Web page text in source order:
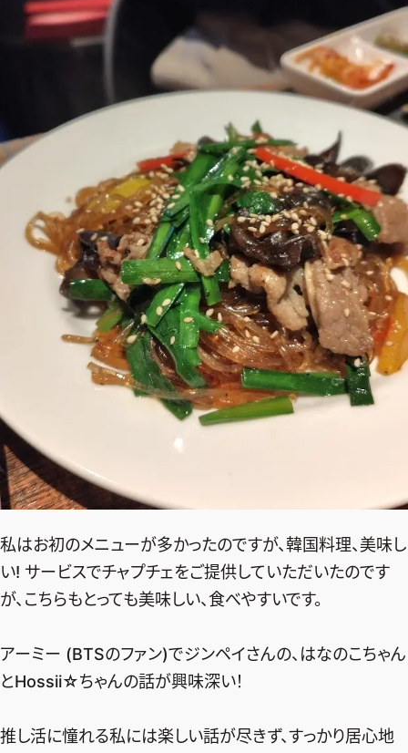
私はお初のメニューが多かったのですが、韓国料理、美味し
い! サービスでチャプチェをご提供していただいたのです
が、こちらもとっても美味しい、食べやすいです。
アーミー (BTSのファン)でジンペイさんの、はなのこちゃん
とHossii☆ちゃんの話が興味深い！
推し活に憧れる私には楽しい話が尽きず、すっかり居心地